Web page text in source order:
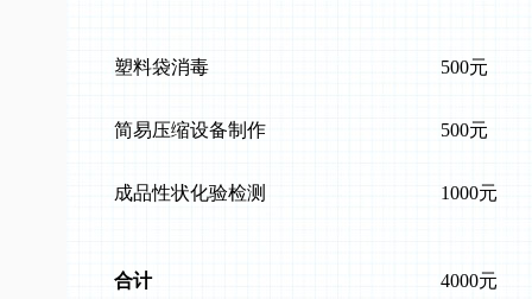
塑料袋消毒 500元
简易压缩设备制作 500元
成品性状化验检测 1000元
合计 4000元